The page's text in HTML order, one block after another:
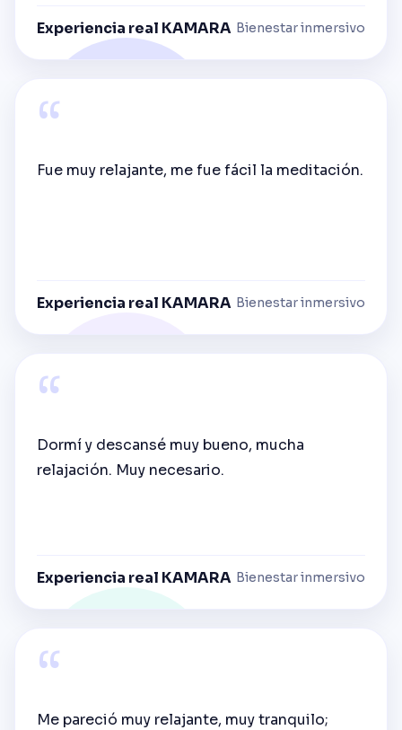
Experiencia real KAMARA Bienestar inmersivo
“
Fue muy relajante, me fue fácil la meditación.
Experiencia real KAMARA Bienestar inmersivo
“
Dormí y descansé muy bueno, mucha
relajación. Muy necesario.
Experiencia real KAMARA Bienestar inmersivo
“
Me pareció muy relajante, muy tranquilo;